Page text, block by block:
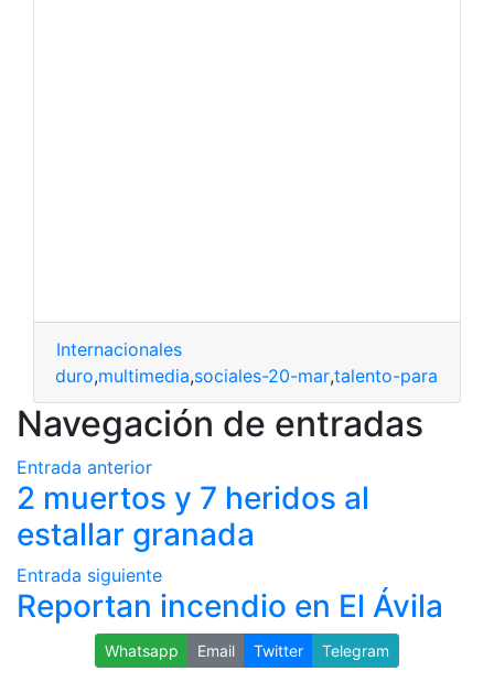
Internacionales
maduro,multimedia,sociales-20-mar,talento-para
Navegación de entradas
Entrada anterior
2 muertos y 7 heridos al
estallar granada
Entrada siguiente
Reportan incendio en El Ávila
Whatsapp Email Twitter Telegram